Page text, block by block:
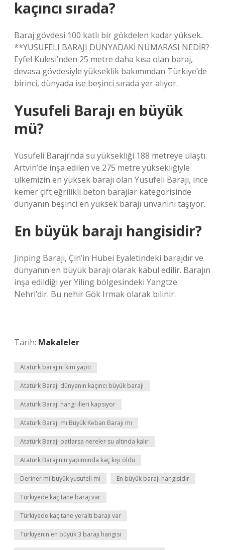
kaçıncı sırada?
Baraj gövdesi 100 katlı bir gökdelen kadar yüksek.
**YUSUFELI BARAJI DÜNYADAKİ NUMARASI NEDİR?
Eyfel Kulesi’nden 25 metre daha kısa olan baraj,
devasa gövdesiyle yükseklik bakımından Türkiye’de
birinci, dünyada ise beşinci sırada yer alıyor.
Yusufeli Barajı en büyük
mü?
Yusufeli Barajı’nda su yüksekliği 188 metreye ulaştı.
Artvin’de inşa edilen ve 275 metre yüksekliğiyle
ülkemizin en yüksek barajı olan Yusufeli Barajı, ince
kemer çift eğrilikli beton barajlar kategorisinde
dünyanın beşinci en yüksek barajı unvanını taşıyor.
En büyük barajı hangisidir?
Jinping Barajı, Çin’in Hubei Eyaletindeki barajdır ve
dünyanın en büyük barajı olarak kabul edilir. Barajın
inşa edildiği yer Yiling bölgesindeki Yangtze
Nehri’dir. Bu nehir Gök Irmak olarak bilinir.
Tarih: Makaleler
Atatürk barajini kim yaptı
Atatürk Barajı dünyanın kaçıncı büyük barajı
Atatürk Barajı hangi illeri kapsıyor
Atatürk Barajı mı Büyük Keban Barajı mı
Atatürk Barajı patlarsa nereler su altında kalır
Atatürk Barajının yapımında kaç kişi öldü
Deriner mi büyük yusufeli mi En büyük barajı hangisidir
Türkiyede kaç tane baraj var
Türkiyede kaç tane yeraltı barajı var
Türkiyenin en büyük 3 barajı hangisi